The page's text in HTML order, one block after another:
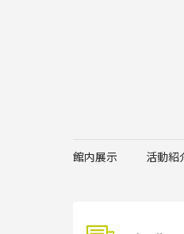
館内展示 活動紹